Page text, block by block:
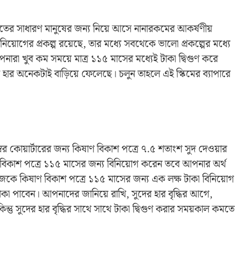
সাধারণ মানুষের জন্য নিয়ে আসে নানারকমের আকর্ষণীয়
প্রকল্প রয়েছে, তার মধ্যে সবথেকে ভালো প্রকল্পের মধ্যে
খুব কম সময়ে মাত্র ১১৫ মাসের মধ্যেই টাকা দ্বিগুণ করে
অনেকটাই বাড়িয়ে ফেলেছে। চলুন তাহলে এই স্কিমের ব্যাপারে
জন্য কিষাণ বিকাশ পত্রে ৭.৫ শতাংশ সুদ দেওয়ার
পত্রে ১১৫ মাসের জন্য বিনিয়োগ করেন তবে আপনার অর্থ
কিষাণ বিকাশ পত্রে ১১৫ মাসের জন্য এক লক্ষ টাকা বিনিয়োগ
পাবেন। আপনাদের জানিয়ে রাখি, সুদের হার বৃদ্ধির আগে,
সুদের হার বৃদ্ধির সাথে সাথে টাকা দ্বিগুণ করার সময়কাল কমতে